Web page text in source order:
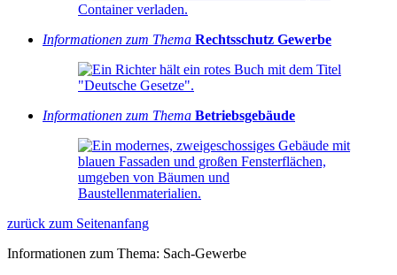
Informationen zum Thema Rechtsschutz Gewerbe
Informationen zum Thema Betriebsgebäude
zurück zum Seitenanfang
Informationen zum Thema: Sach-Gewerbe